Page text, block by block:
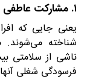
۱. مشارکت عاطفی
یعنی جایی که
شناخته می‌شوند.
ناشی از سلامتی
فرسودگی شغلی